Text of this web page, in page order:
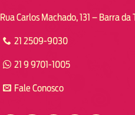
Rua Carlos Machado, 131 – Barra
21 2509-9030
21 9 9701-1005
Fale Conosco